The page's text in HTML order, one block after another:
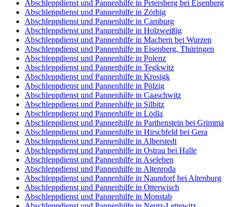
Abschleppdienst und Pannenhilfe in Petersberg bei Eisenberg
Abschleppdienst und Pannenhilfe in Zörbig
Abschleppdienst und Pannenhilfe in Camburg
Abschleppdienst und Pannenhilfe in Holzweißig
Abschleppdienst und Pannenhilfe in Machern bei Wurzen
Abschleppdienst und Pannenhilfe in Eisenberg, Thüringen
Abschleppdienst und Pannenhilfe in Polenz
Abschleppdienst und Pannenhilfe in Tegkwitz
Abschleppdienst und Pannenhilfe in Krosigk
Abschleppdienst und Pannenhilfe in Pölzig
Abschleppdienst und Pannenhilfe in Caaschwitz
Abschleppdienst und Pannenhilfe in Silbitz
Abschleppdienst und Pannenhilfe in Lödla
Abschleppdienst und Pannenhilfe in Parthenstein bei Grimma
Abschleppdienst und Pannenhilfe in Hirschfeld bei Gera
Abschleppdienst und Pannenhilfe in Alberstedt
Abschleppdienst und Pannenhilfe in Ostrau bei Halle
Abschleppdienst und Pannenhilfe in Aseleben
Abschleppdienst und Pannenhilfe in Altenroda
Abschleppdienst und Pannenhilfe in Naundorf bei Altenburg
Abschleppdienst und Pannenhilfe in Otterwisch
Abschleppdienst und Pannenhilfe in Monstab